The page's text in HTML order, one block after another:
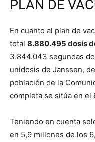
PLAN DE
En cuanto al plan de
total 8.880.495 dosis
3.844.043 segundas
unidosis de Janssen,
población de la
completa se sitúa en el
Teniendo en cuenta
en 5,9 millones de los